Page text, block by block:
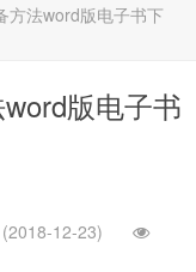
方法word版电子书下
版电子书
12-23)